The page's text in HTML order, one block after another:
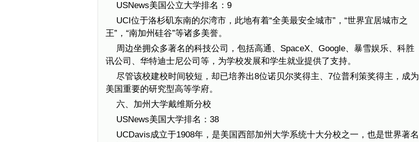
USNews美国公立大学排名：9
UCI位于洛杉矶东南的尔湾市，此地有着“全美最安全城市”，“世界宜居城市之
王”，“南加州硅谷”等诸多美誉。
周边坐拥众多著名的科技公司，包括高通、SpaceX、Google、暴雪娱乐、科胜
讯公司、华特迪士尼公司等，为学校发展和学生就业提供了支持。
尽管该校建校时间较短，却已培养出8位诺贝尔奖得主、7位普利策奖得主，成为
美国重要的研究型高等学府。
六、加州大学戴维斯分校
USNews美国大学排名：38
UCDavis成立于1908年，是美国西部加州大学系统十大分校之一，也是世界著名